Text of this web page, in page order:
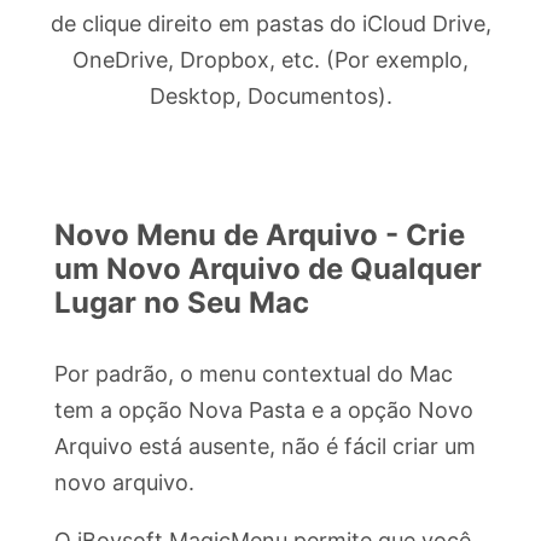
de clique direito em pastas do iCloud Drive,
OneDrive, Dropbox, etc. (Por exemplo,
Desktop, Documentos).
Novo Menu de Arquivo - Crie
um Novo Arquivo de Qualquer
Lugar no Seu Mac
Por padrão, o menu contextual do Mac
tem a opção Nova Pasta e a opção Novo
Arquivo está ausente, não é fácil criar um
novo arquivo.